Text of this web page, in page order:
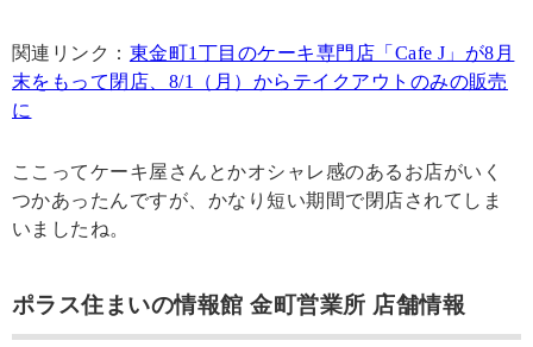
関連リンク： 東金町1丁目のケーキ専門店「Cafe J」が8月
末をもって閉店、8/1（月）からテイクアウトのみの販売
に
ここってケーキ屋さんとかオシャレ感のあるお店がいく
つかあったんですが、かなり短い期間で閉店されてしま
いましたね。
ポラス住まいの情報館 金町営業所 店舗情報